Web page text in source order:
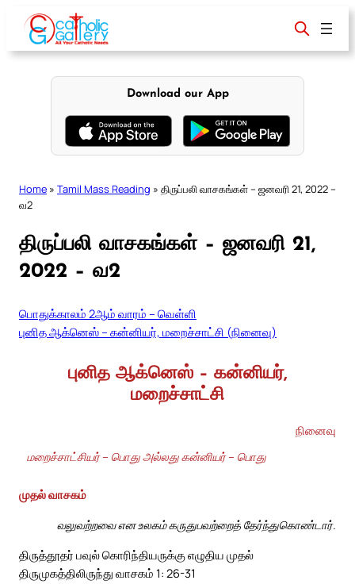
content
Download our App
Home » Tamil Mass Reading » திருப்பலி வாசகங்கள் – ஜனவரி 21, 2022 –
வ2
திருப்பலி வாசகங்கள் – ஜனவரி 21,
2022 – வ2
பொதுக்காலம் 2ஆம் வாரம் – வெள்ளி
புனித ஆக்னெஸ் – கன்னியர், மறைச்சாட்சி (நினைவு)
புனித ஆக்னெஸ் – கன்னியர்,
மறைச்சாட்சி
நினைவு
மறைச்சாட்சியர் – பொது அல்லது கன்னியர் – பொது
முதல் வாசகம்
வலுவற்றவை என உலகம் கருதுபவற்றைத் தேர்ந்துகொண்டார்.
திருத்தூதர் பவுல் கொரிந்தியருக்கு எழுதிய முதல்
திருமுகத்திலிருந்து வாசகம் 1: 26-31